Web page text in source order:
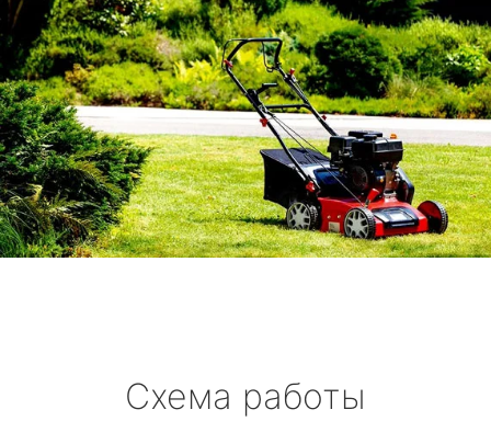
Схема работы